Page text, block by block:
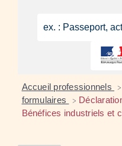
Accueil professionnels >
formulaires
>
Bénéfices industriels et